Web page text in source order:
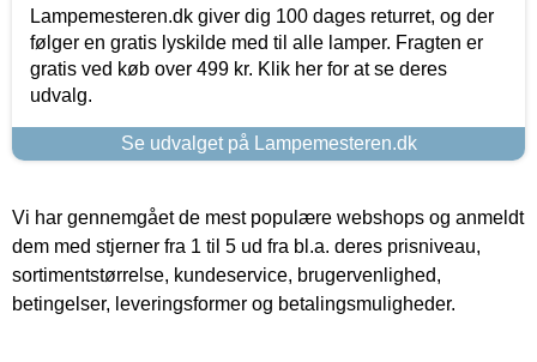
Lampemesteren.dk giver dig 100 dages returret, og der
følger en gratis lyskilde med til alle lamper. Fragten er
gratis ved køb over 499 kr. Klik her for at se deres
udvalg.
Se udvalget på Lampemesteren.dk
Vi har gennemgået de mest populære webshops og anmeldt
dem med stjerner fra 1 til 5 ud fra bl.a. deres prisniveau,
sortimentstørrelse, kundeservice, brugervenlighed,
betingelser, leveringsformer og betalingsmuligheder.